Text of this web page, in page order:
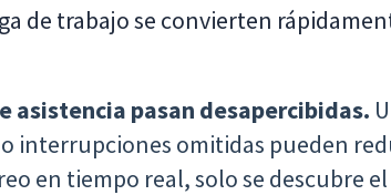
de trabajo se convierten
asistencia pasan desapercibidas.
interrupciones omitidas pueden
en tiempo real, solo se descubre